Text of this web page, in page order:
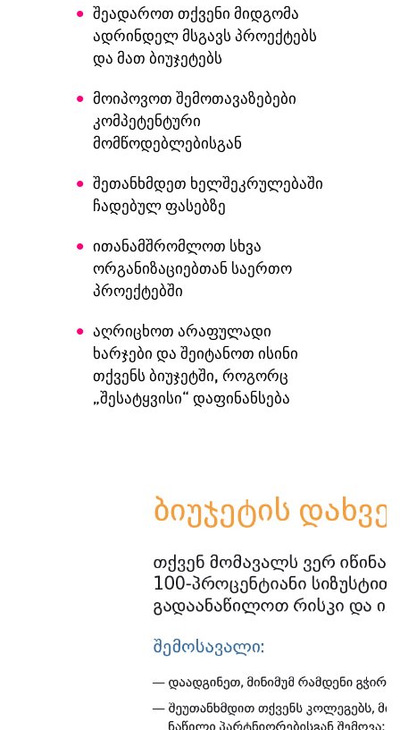
შეადაროთ თქვენი მიდგომა
ადრინდელ მსგავს პროექტებს
და მათ ბიუჯეტებს
მოიპოვოთ შემოთავაზებები
კომპეტენტური
მომწოდებლებისგან
შეთანხმდეთ ხელშეკრულებაში
ჩადებულ ფასებზე
ითანამშრომლოთ სხვა
ორგანიზაციებთან საერთო
პროექტებში
აღრიცხოთ არაფულადი
ხარჯები და შეიტანოთ ისინი
თქვენს ბიუჯეტში, როგორც
„შესატყვისი“ დაფინანსება